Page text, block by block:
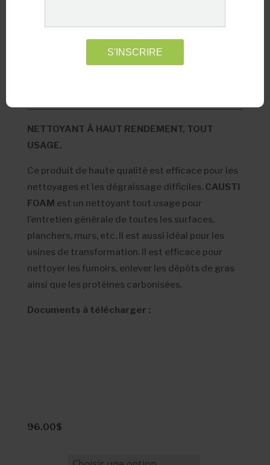
CAUSTY FOAM
NETTOYANT À HAUT RENDEMENT, TOUT
USAGE.
Ce produit de haute qualité est efficace pour les
nettoyages et les dégraissage difficiles. CAUSTI
FOAM est un nettoyant tout usage pour
l’entretien générale de toutes les surfaces,
planchers, murs, etc. Il est aussi idéal pour les
usines de transformation. Il est efficace pour
nettoyer les fumoirs, enlever les dépôts de gras
ainsi que les protéines carbonisées.
Documents à télécharger :
96.00$
S'INSCRIRE